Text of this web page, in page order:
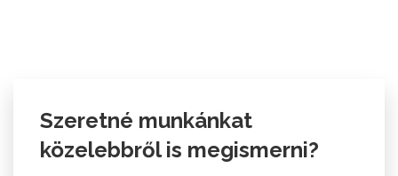
Szeretné munkánkat
közelebbről is megismerni?